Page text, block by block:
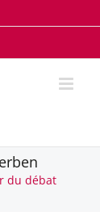
du débat